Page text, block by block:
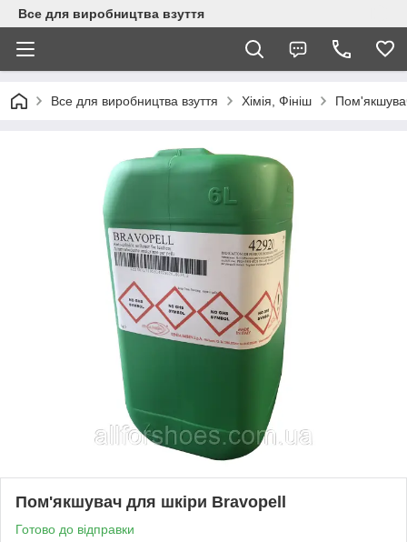
Все для виробництва взуття
Все для виробництва взуття Хімія, Фініш
Пом'якшувач для шкіри Bravopell
Готово до відправки